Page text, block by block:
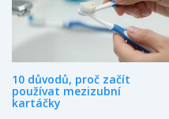
10 důvodů, proč začít
používat mezizubní
kartáčky